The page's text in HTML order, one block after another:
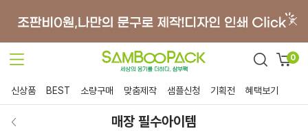
0
신상품 BEST 소량구매 맞춤제작 샘플신청 기획전 혜택보기
매장 필수아이템